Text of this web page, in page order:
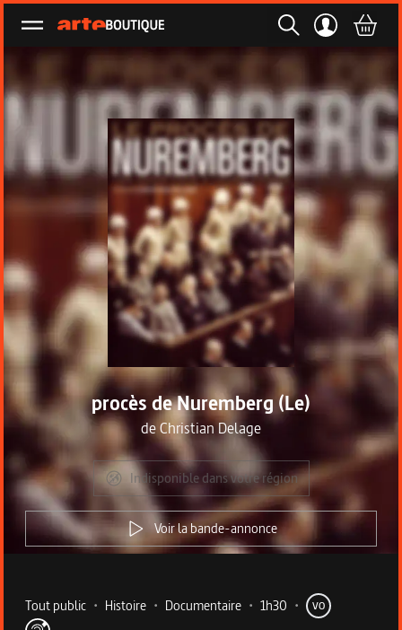
Ouvrir le menu
procès de Nuremberg (Le)
deChristian Delage
Indisponible dans votre région
Voir la bande-annonce
Metadata du programme
Tout public • Histoire • Documentaire • 1h30 • VO